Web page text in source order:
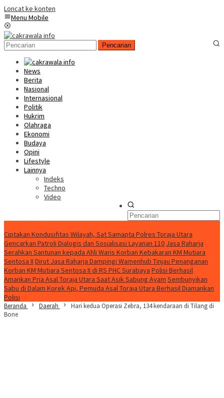
Loncat ke konten
Menu Mobile
Pencarian
News
Berita
Nasional
Internasional
Politik
Hukrim
Olahraga
Ekonomi
Budaya
Opini
Lifestyle
Lainnya
Indeks
Techno
Video
Ciptakan Kondusifitas Wilayah, Sat Samapta Polres Toraja Utara
Gencarkan Patroli Dialogis dan Sosialisasi Layanan 110 Jasa Raharja
Serahkan Santunan kepada Ahli Waris Korban Kebakaran KM Mutiara
Sentosa II Dirut Jasa Raharja Dampingi Wamenhub Tinjau Penanganan
Korban KM Mutiara Sentosa II di RS PHC Surabaya Polisi Berhasil
Amankan Pria Asal Toraja Utara Saat Asik Sabung Ayam Sembunyikan
Sabu di Dalam Korek Api, Pemuda Asal Toraja Utara Berhasil Diamankan
Polisi
Beranda Daerah
Hari kedua Operasi Zebra, 134 kendaraan di Tilang di
Bone